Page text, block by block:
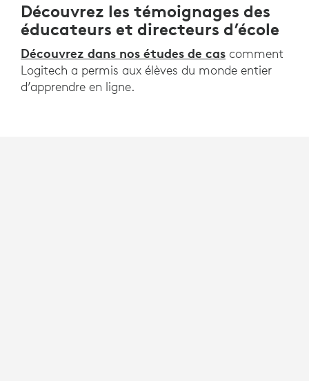
Découvrez les témoignages des
éducateurs et directeurs d’école
Découvrez dans nos études de cas comment
Logitech a permis aux élèves du monde entier
d’apprendre en ligne.